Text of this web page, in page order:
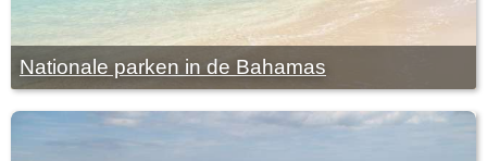
Nationale parken in de Bahamas